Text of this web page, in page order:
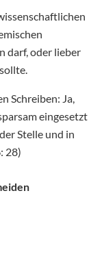
darf, oder lieber
Schreiben: Ja,
eingesetzt
Stelle und in
28)